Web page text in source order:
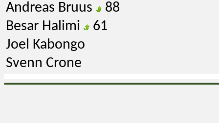
Andreas Bruus
88
Besar Halimi
61
Joel Kabongo
Svenn Crone